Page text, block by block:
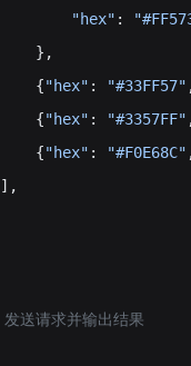
"hex"
:
},
{
"hex" : "#33FF57"
{
"hex" : "#3357FF"
{
"hex" : "#F0E68C"
送请求并输出结果